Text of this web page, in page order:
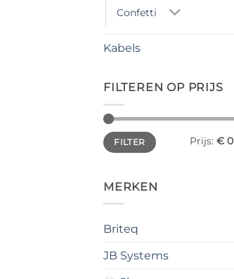
Confetti
Kabels
FILTEREN OP PRIJS
Min.
prijs
Max.
prijsFILTER Prijs: € 0
MERKEN
Briteq
JB Systems